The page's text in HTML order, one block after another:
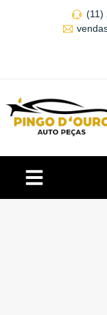
(11)